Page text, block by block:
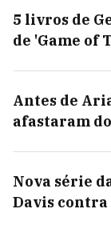
5 livros de
de 'Game of
Antes de
afastaram
Nova série
Davis